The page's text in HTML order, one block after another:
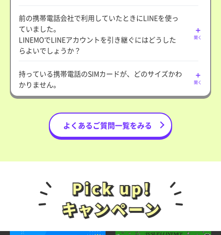
前の携帯電話会社で利用していたときにLINEを使っ
ていました。
LINEMOでLINEアカウントを引き継ぐにはどうした
らよいでしょうか？
開く
持っている携帯電話のSIMカードが、どのサイズかわ
かりません。
開く
よくあるご質問一覧をみる